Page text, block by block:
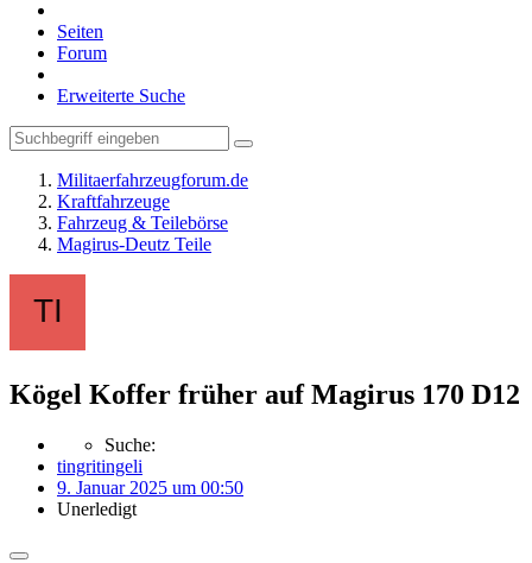
Seiten
Forum
Erweiterte Suche
Militaerfahrzeugforum.de
Kraftfahrzeuge
Fahrzeug & Teilebörse
Magirus-Deutz Teile
Kögel Koffer früher auf Magirus 170 D12
Suche:
tingritingeli
9. Januar 2025 um 00:50
Unerledigt